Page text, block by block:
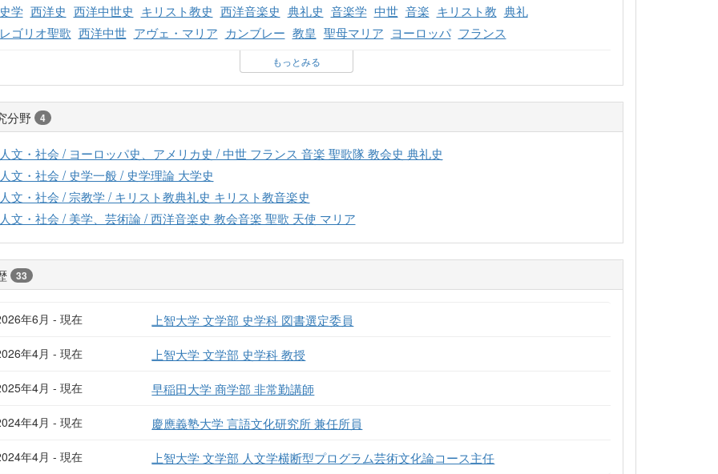
学 西洋史 西洋中世史 キリスト教史 西洋音楽史 典礼史 音楽学 中世 音楽 キリスト教 典礼
ゴリオ聖歌 西洋中世 アヴェ・マリア カンブレー 教皇 聖母マリア ヨーロッパ フランス
もっとみる
分野 4
文・社会 / ヨーロッパ史、アメリカ史 / 中世 フランス 音楽 聖歌隊 教会史 典礼史
文・社会 / 史学一般 / 史学理論 大学史
文・社会 / 宗教学 / キリスト教典礼史 キリスト教音楽史
文・社会 / 美学、芸術論 / 西洋音楽史 教会音楽 聖歌 天使 マリア
33
年6月 - 現在 上智大学 文学部 史学科 図書選定委員
年4月 - 現在 上智大学 文学部 史学科 教授
年4月 - 現在 早稲田大学 商学部 非常勤講師
年4月 - 現在 慶應義塾大学 言語文化研究所 兼任所員
年4月 - 現在 上智大学 文学部 人文学横断型プログラム芸術文化論コース主任